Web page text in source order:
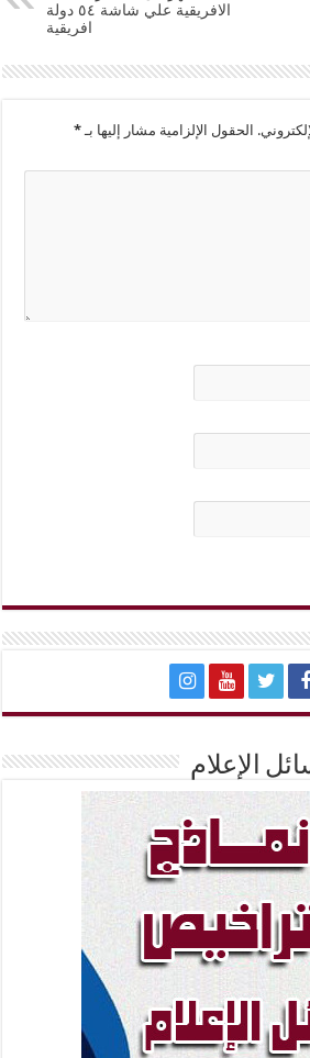
الافريقية علي شاشة ٥٤ دولة
افريقية
الحقول الإلزامية مشار إليها بـ*
الإعلام